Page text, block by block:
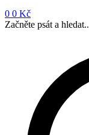
0 0 Kč
Začněte psát a